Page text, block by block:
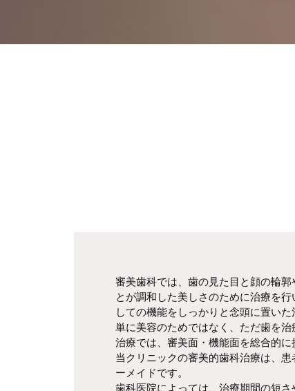
審美歯科では、歯の見た目と顔の輪
とが調和した美しさのために治療を
しての機能をしっかりと念頭に置いた
単に美容のためではなく、ただ歯を
治療では、審美面・機能面を総合的に
当クリニックの審美的歯科治療は、
ーメイドです。
歯科医院によっては、治療期間の短